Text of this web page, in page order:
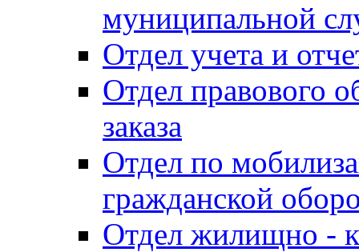
муниципальной
Отдел учета и
Отдел правового
заказа
Отдел по
гражданской
Отдел жилищно -